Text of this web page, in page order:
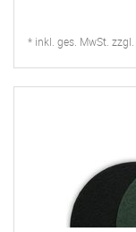
* inkl. ges. MwSt. zzgl.